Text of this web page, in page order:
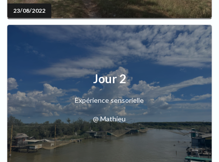
23/08/2022
Jour 2
Expérience sensorielle
@ Mathieu